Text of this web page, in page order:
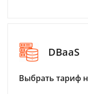
DBaaS
Выбрать тариф